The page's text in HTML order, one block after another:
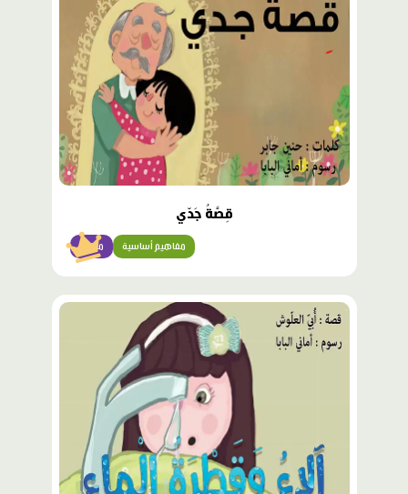
قِصَّةُ جَدّي
مبتدئ مفاهيم أساسية